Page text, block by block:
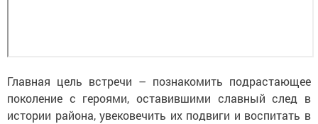
Главная цель встречи – познакомить подрастающее
поколение с героями, оставившими славный след в
истории района, увековечить их подвиги и воспитать в